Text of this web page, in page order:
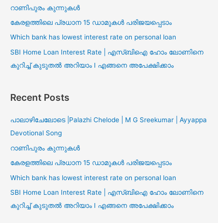
റാണിപുരം കുന്നുകൾ
കേരളത്തിലെ പ്രധാന 15 ഡാമുകൾ പരിജയപ്പെടാം
Which bank has lowest interest rate on personal loan
SBI Home Loan Interest Rate | എസ്ബിഐ ഹോം ലോണിനെ
കുറിച്ച് കുടുതൽ അറിയാം I എങ്ങനെ അപേക്ഷിക്കാം
Recent Posts
പാലാഴിചേലോടെ |Palazhi Chelode | M G Sreekumar | Ayyappa
Devotional Song
റാണിപുരം കുന്നുകൾ
കേരളത്തിലെ പ്രധാന 15 ഡാമുകൾ പരിജയപ്പെടാം
Which bank has lowest interest rate on personal loan
SBI Home Loan Interest Rate | എസ്ബിഐ ഹോം ലോണിനെ
കുറിച്ച് കുടുതൽ അറിയാം I എങ്ങനെ അപേക്ഷിക്കാം